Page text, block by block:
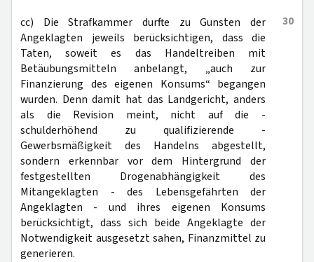
30
cc) Die Strafkammer durfte zu Gunsten der
Angeklagten jeweils berücksichtigen, dass die
Taten, soweit es das Handeltreiben mit
Betäubungsmitteln anbelangt, „auch zur
Finanzierung des eigenen Konsums“ begangen
wurden. Denn damit hat das Landgericht, anders
als die Revision meint, nicht auf die -
schulderhöhend zu qualifizierende -
Gewerbsmäßigkeit des Handelns abgestellt,
sondern erkennbar vor dem Hintergrund der
festgestellten Drogenabhängigkeit des
Mitangeklagten - des Lebensgefährten der
Angeklagten - und ihres eigenen Konsums
berücksichtigt, dass sich beide Angeklagte der
Notwendigkeit ausgesetzt sahen, Finanzmittel zu
generieren.